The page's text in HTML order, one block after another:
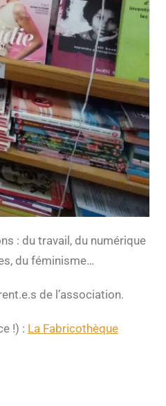
: du travail, du numérique
du féminisme…
de l’association.
!) : La Fabricothèque